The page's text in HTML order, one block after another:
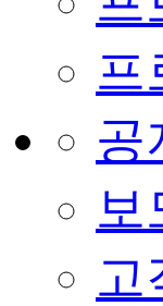
프
공
보
고